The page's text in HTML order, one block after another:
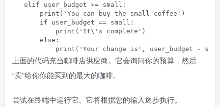
   elif user_budget >= small:
       print('You can buy the small coffee')
       if user_budget == small:
           print('It\'s complete')
       else:
print('Your change is', user_budget -
上面的代码充当咖啡店供应商。它会询问你的预算，然后
“卖”给你你能买到的最大的咖啡。
尝试在终端中运行它。它将根据您的输入逐步执行。